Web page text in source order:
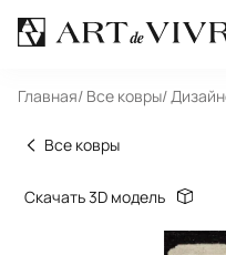
Главная/ Все ковры/
Все ковры
Скачать 3D модель